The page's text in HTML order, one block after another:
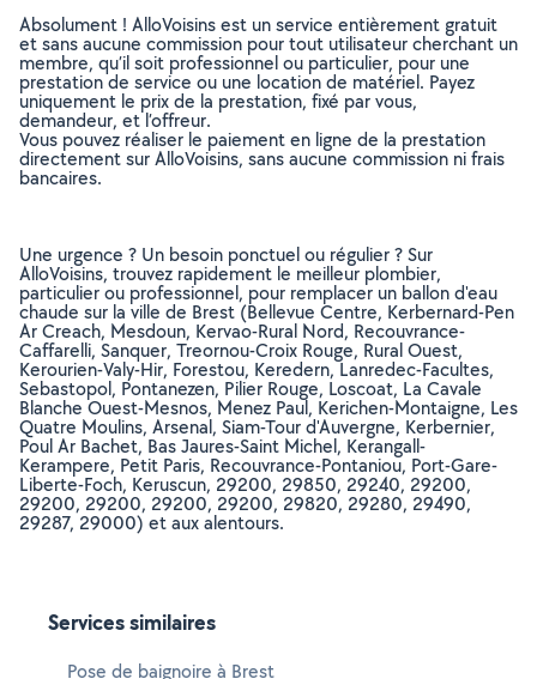
Absolument ! AlloVoisins est un service entièrement gratuit
et sans aucune commission pour tout utilisateur cherchant un
membre, qu’il soit professionnel ou particulier, pour une
prestation de service ou une location de matériel. Payez
uniquement le prix de la prestation, fixé par vous,
demandeur, et l’offreur.
Vous pouvez réaliser le paiement en ligne de la prestation
directement sur AlloVoisins, sans aucune commission ni frais
bancaires.
Une urgence ? Un besoin ponctuel ou régulier ? Sur
AlloVoisins, trouvez rapidement le meilleur plombier,
particulier ou professionnel, pour remplacer un ballon d'eau
chaude sur la ville de Brest (Bellevue Centre, Kerbernard-Pen
Ar Creach, Mesdoun, Kervao-Rural Nord, Recouvrance-
Caffarelli, Sanquer, Treornou-Croix Rouge, Rural Ouest,
Kerourien-Valy-Hir, Forestou, Keredern, Lanredec-Facultes,
Sebastopol, Pontanezen, Pilier Rouge, Loscoat, La Cavale
Blanche Ouest-Mesnos, Menez Paul, Kerichen-Montaigne, Les
Quatre Moulins, Arsenal, Siam-Tour d'Auvergne, Kerbernier,
Poul Ar Bachet, Bas Jaures-Saint Michel, Kerangall-
Kerampere, Petit Paris, Recouvrance-Pontaniou, Port-Gare-
Liberte-Foch, Keruscun, 29200, 29850, 29240, 29200,
29200, 29200, 29200, 29200, 29820, 29280, 29490,
29287, 29000) et aux alentours.
Services similaires
Pose de baignoire à Brest